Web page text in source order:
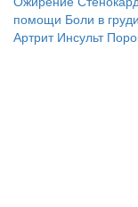
помощи Боли в груди
Артрит Инсульт